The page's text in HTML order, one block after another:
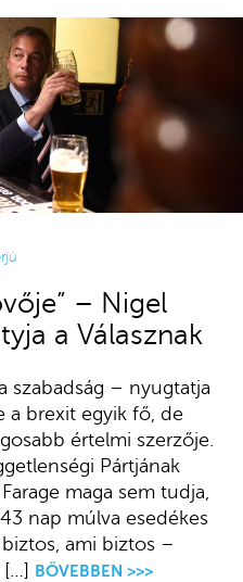
– Nigel
a Válasznak
szabadság – nyugtatja
a brexit egyik fő, de
értelmi szerzője.
Pártjának
maga sem tudja,
nap múlva esedékes
ami biztos –
[…] BŐVEBBEN >>>